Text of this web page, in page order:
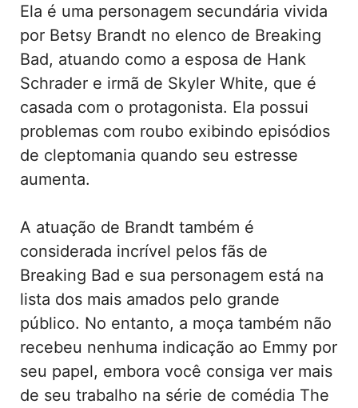
Ela é uma personagem secundária vivida
por Betsy Brandt no elenco de Breaking
Bad, atuando como a esposa de Hank
Schrader e irmã de Skyler White, que é
casada com o protagonista. Ela possui
problemas com roubo exibindo episódios
de cleptomania quando seu estresse
aumenta.
A atuação de Brandt também é
considerada incrível pelos fãs de
Breaking Bad e sua personagem está na
lista dos mais amados pelo grande
público. No entanto, a moça também não
recebeu nenhuma indicação ao Emmy por
seu papel, embora você consiga ver mais
de seu trabalho na série de comédia The